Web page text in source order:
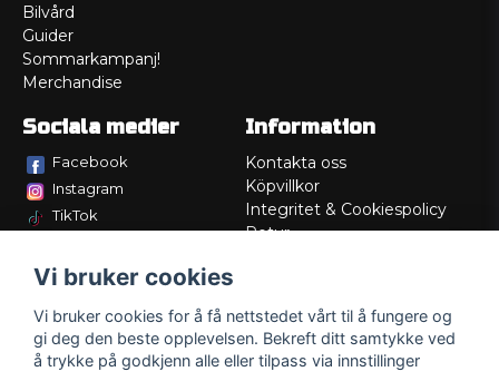
Bilvård
Guider
Sommarkampanj!
Merchandise
Sociala medier
Facebook
Instagram
TikTok
Information
Kontakta oss
Köpvillkor
Integritet & Cookiespolicy
Retur
Lådritning
Om oss
Vi bruker cookies
Vi bruker cookies for å få nettstedet vårt til å fungere og
gi deg den beste opplevelsen. Bekreft ditt samtykke ved
å trykke på godkjenn alle eller tilpass via innstillinger